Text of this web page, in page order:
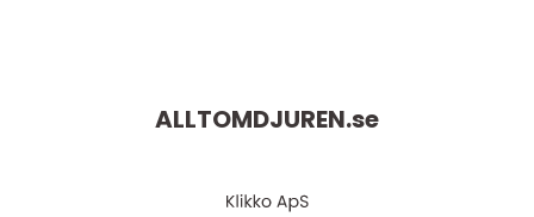
ALLTOMDJUREN.se